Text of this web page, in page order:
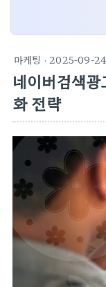
마케팅 · 2025-09-24
네이버검색
화 전략